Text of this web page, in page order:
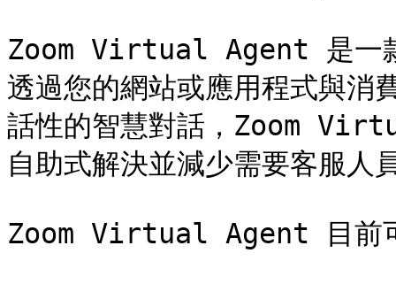
Zoom Virtual Agent 是一
透過您的網站或應用程式與消
話性的智慧對話，Zoom
自助式解決並減少需要客服人
Zoom Virtual Agent 目前可